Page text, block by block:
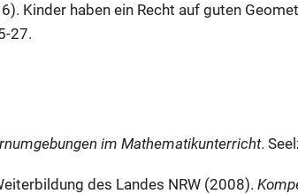
Kinder haben ein Recht auf guten
27.
im Mathematikunterricht.
des Landes NRW (2008).